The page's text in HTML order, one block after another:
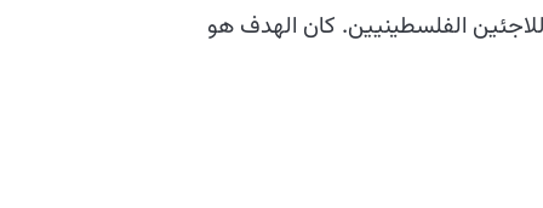
الفلسطينيين. كان الهدف هو